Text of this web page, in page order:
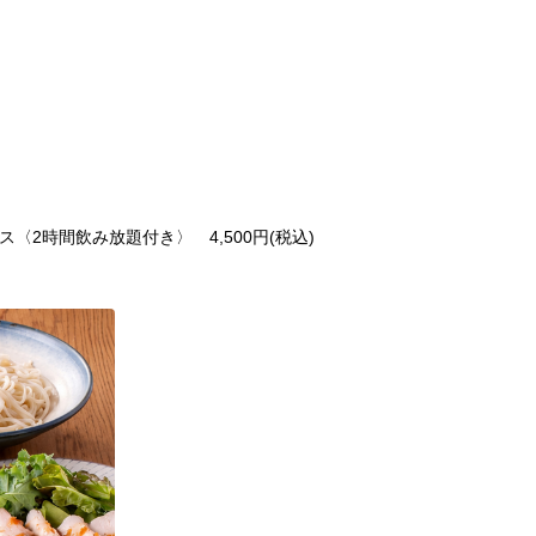
〈2時間飲み放題付き〉 4,500円(税込)